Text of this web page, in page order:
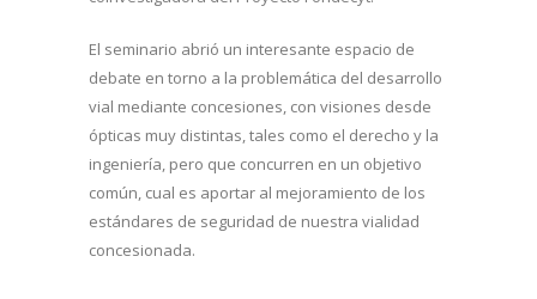
El seminario abrió un interesante espacio de
debate en torno a la problemática del desarrollo
vial mediante concesiones, con visiones desde
ópticas muy distintas, tales como el derecho y la
ingeniería, pero que concurren en un objetivo
común, cual es aportar al mejoramiento de los
estándares de seguridad de nuestra vialidad
concesionada.